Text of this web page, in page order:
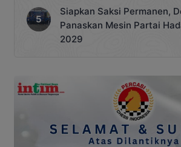
Siapkan Saksi Permanen,
Panaskan Mesin Partai
2029